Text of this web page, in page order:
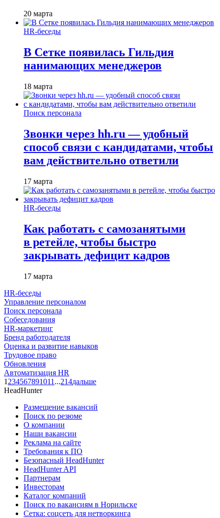
20 марта
HR-беседы
В Сетке появилась Гильдия
нанимающих менеджеров
18 марта
Поиск персонала
Звонки через hh.ru — удобный
способ связи с кандидатами, чтобы
вам действительно ответили
17 марта
HR-беседы
Как работать с самозанятыми
в ретейле, чтобы быстро
закрывать дефицит кадров
17 марта
HR-беседы
Управление персоналом
Поиск персонала
Собеседования
HR-маркетинг
Бренд работодателя
Оценка и развитие навыков
Трудовое право
Обновления
Автоматизация HR
1 234567891011 ...214дальше
HeadHunter
Размещение вакансий
Поиск по резюме
О компании
Наши вакансии
Реклама на сайте
Требования к ПО
Безопасный HeadHunter
HeadHunter API
Партнерам
Инвесторам
Каталог компаний
Поиск по вакансиям в Норильске
Сетка: соцсеть для нетворкинга